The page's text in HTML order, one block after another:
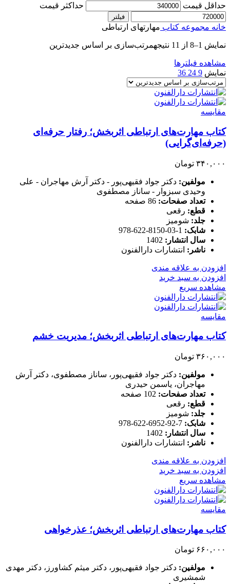
حداقل قیمت حداکثر قیمت
فیلتر
خانه مجموعه کتاب مهارتهای ارتباطی
نمایش 1–8 از 11 نتیجه مرتب‌سازی بر اساس جدیدترین
مشاهده فیلترها
نمایش 9
24
36
مقایسه
کتاب مهارت‌های ارتباطی اثربخش؛ رفتار حرفه‌ای
(حرفه‌ای‌گرایی)
۳۴۰,۰۰۰ تومان
مولفین: دکتر جواد فقیهی‌پور - دکتر آرش مهاجران - علی
وحیدی سبزوار - ساناز مصطفوی
تعداد صفحات:
قطع: رقعی
جلد: شومیز
شابک:
سال انتشار:
ناشر: انتشارات دارالفنون
افزودن به علاقه مندی
افزودن به سبد خرید
مشاهده سریع
مقایسه
کتاب مهارت‌های ارتباطی اثربخش؛ مدیریت خشم
۳۶۰,۰۰۰ تومان
مولفین: دکتر جواد فقیهی‌پور، ساناز مصطفوی، دکتر آرش
مهاجران، یاسمن حیدری
تعداد صفحات:
قطع: رقعی
جلد: شومیز
شابک:
سال انتشار:
ناشر: انتشارات دارالفنون
افزودن به علاقه مندی
افزودن به سبد خرید
مشاهده سریع
مقایسه
کتاب مهارت‌های ارتباطی اثربخش؛ عذرخواهی
۶۶۰,۰۰۰ تومان
مولفین: دکتر جواد فقیهی‌پور، دکتر میثم کشاورز، دکتر مهدی
شمشیری